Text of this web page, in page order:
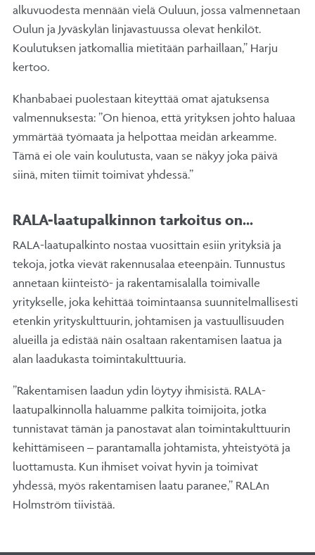
alkuvuodesta mennään vielä Ouluun, jossa valmennetaan
Oulun ja Jyväskylän linjavastuussa olevat henkilöt.
Koulutuksen jatkomallia mietitään parhaillaan,” Harju
kertoo.
Khanbabaei puolestaan kiteyttää omat ajatuksensa
valmennuksesta: ”On hienoa, että yrityksen johto haluaa
ymmärtää työmaata ja helpottaa meidän arkeamme.
Tämä ei ole vain koulutusta, vaan se näkyy joka päivä
siinä, miten tiimit toimivat yhdessä.”
RALA-laatupalkinnon tarkoitus on...
RALA-laatupalkinto nostaa vuosittain esiin yrityksiä ja
tekoja, jotka vievät rakennusalaa eteenpäin. Tunnustus
annetaan kiinteistö- ja rakentamisalalla toimivalle
yritykselle, joka kehittää toimintaansa suunnitelmallisesti
etenkin yrityskulttuurin, johtamisen ja vastuullisuuden
alueilla ja edistää näin osaltaan rakentamisen laatua ja
alan laadukasta toimintakulttuuria.
”Rakentamisen laadun ydin löytyy ihmisistä. RALA-
laatupalkinnolla haluamme palkita toimijoita, jotka
tunnistavat tämän ja panostavat alan toimintakulttuurin
kehittämiseen – parantamalla johtamista, yhteistyötä ja
luottamusta. Kun ihmiset voivat hyvin ja toimivat
yhdessä, myös rakentamisen laatu paranee,” RALAn
Holmström tiivistää.